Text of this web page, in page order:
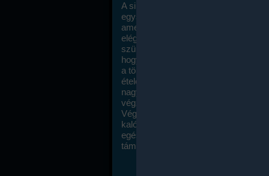
A sikeres fogyás titka valójában igen
egyszerű: égess több energiát, mint
amennyit beviszel. Természetesen
elég nagy fegyelemre és akaraterőre
szükség, de meglepődve fogod
hogy a kalóriaszámolás mennyire
a többi diétához képest. Itt nincsenek
ételek és a megengedett kalóriabevitelt
nagymértékben növelheted ha
végzel.
Végül, de nem utolsó sorban, a
kalóriaszámolás módszerét a legtöbb
egészségügyi szakorvos ajánlja és
támogatja.